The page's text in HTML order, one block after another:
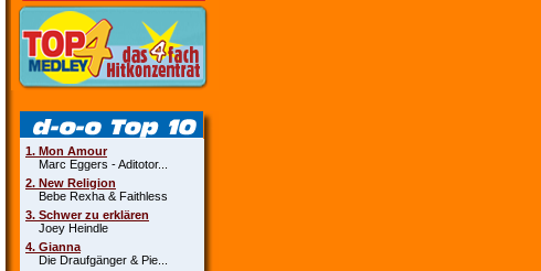
1. Mon Amour
Marc Eggers - Aditotor...
2. New Religion
Bebe Rexha & Faithless
3. Schwer zu erklären
Joey Heindle
4. Gianna
Die Draufgänger & Pie...